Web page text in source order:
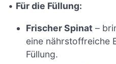
• Für die Füllung:
Frischer Spinat –
eine nährstoffreiche
Füllung.